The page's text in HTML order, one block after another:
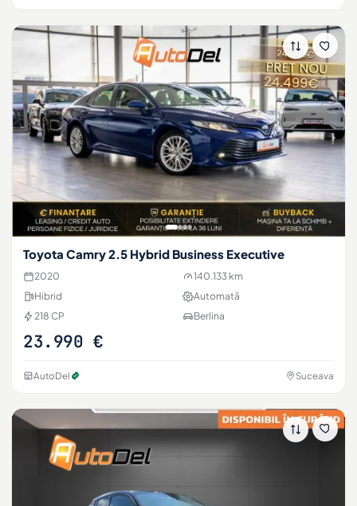
Toyota Camry 2.5 Hybrid Business Executive
2020
140.133 km
Hibrid
Automată
218 CP
Berlina
23.990 €
AutoDel Suceava